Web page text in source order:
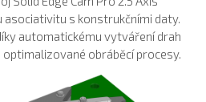
s konstrukčními daty.
automatickému vytváření drah
obráběcí procesy.